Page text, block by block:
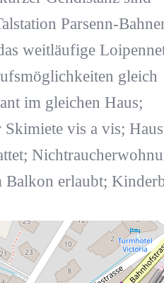
Parsenn-
weitläufige
gleich
im gleichen Haus;
vis a vis;
Balkon erlaubt;